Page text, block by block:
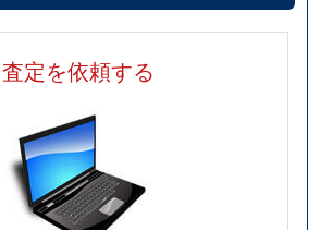
査定を依頼する